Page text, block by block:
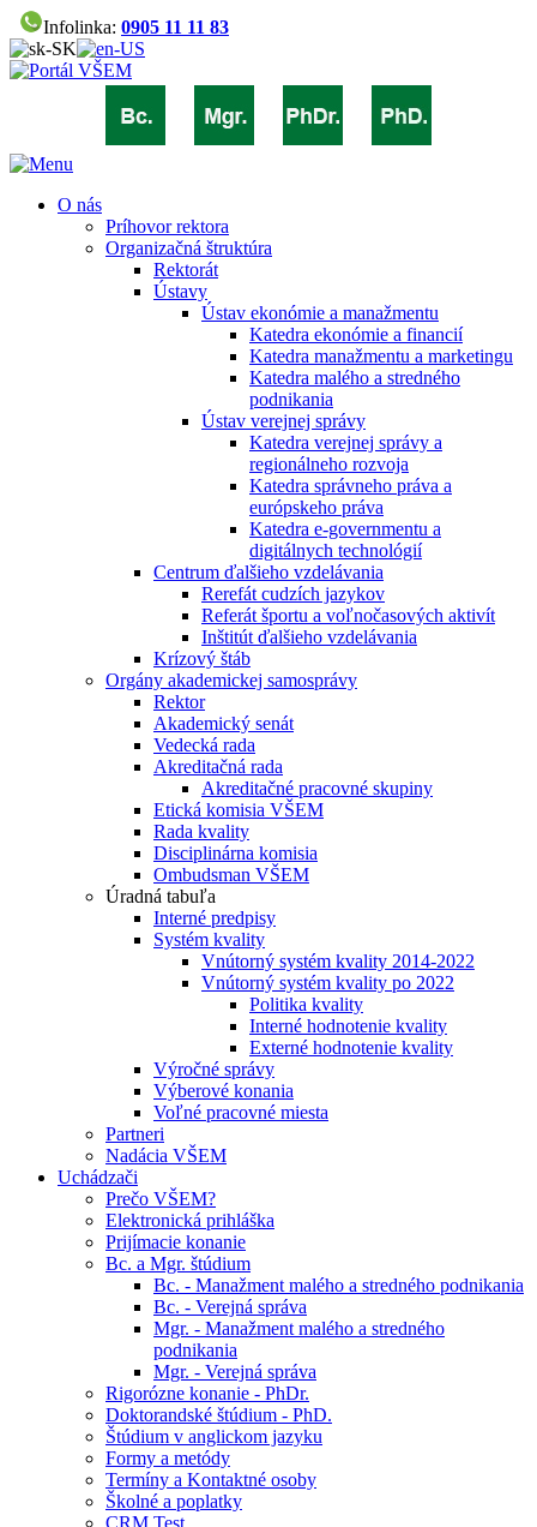
Infolinka: 0905 11 11 83
O nás
Príhovor rektora
Organizačná štruktúra
Rektorát
Ústavy
Ústav ekonómie a manažmentu
Katedra ekonómie a financií
Katedra manažmentu a marketingu
Katedra malého a stredného
podnikania
Ústav verejnej správy
Katedra verejnej správy a
regionálneho rozvoja
Katedra správneho práva a
európskeho práva
Katedra e-governmentu a
digitálnych technológií
Centrum ďalšieho vzdelávania
Rerefát cudzích jazykov
Referát športu a voľnočasových aktivít
Inštitút ďalšieho vzdelávania
Krízový štáb
Orgány akademickej samosprávy
Rektor
Akademický senát
Vedecká rada
Akreditačná rada
Akreditačné pracovné skupiny
Etická komisia VŠEM
Rada kvality
Disciplinárna komisia
Ombudsman VŠEM
Úradná tabuľa
Interné predpisy
Systém kvality
Vnútorný systém kvality 2014-2022
Vnútorný systém kvality po 2022
Politika kvality
Interné hodnotenie kvality
Externé hodnotenie kvality
Výročné správy
Výberové konania
Voľné pracovné miesta
Partneri
Nadácia VŠEM
Uchádzači
Prečo VŠEM?
Elektronická prihláška
Prijímacie konanie
Bc. a Mgr. štúdium
Bc. - Manažment malého a stredného podnikania
Bc. - Verejná správa
Mgr. - Manažment malého a stredného
podnikania
Mgr. - Verejná správa
Rigorózne konanie - PhDr.
Doktorandské štúdium - PhD.
Štúdium v anglickom jazyku
Formy a metódy
Termíny a Kontaktné osoby
Školné a poplatky
CRM Test